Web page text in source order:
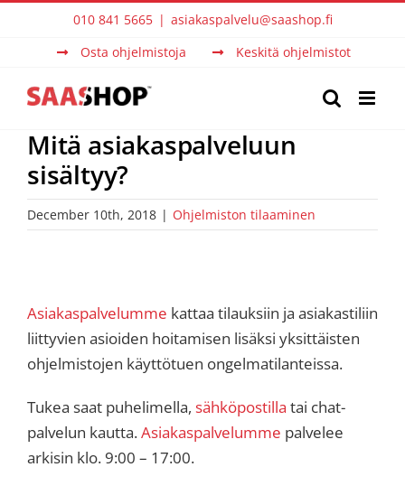
010 841 5665 | asiakaspalvelu@saashop.fi
Osta ohjelmistoja
Keskitä ohjelmistot
Mitä asiakaspalveluun
sisältyy?
December 10th, 2018 | Ohjelmiston tilaaminen
Asiakaspalvelumme kattaa tilauksiin ja asiakastiliin
liittyvien asioiden hoitamisen lisäksi yksittäisten
ohjelmistojen käyttötuen ongelmatilanteissa.
Tukea saat puhelimella, sähköpostilla tai chat-
palvelun kautta.Asiakaspalvelumme palvelee
arkisin klo. 9:00 – 17:00.